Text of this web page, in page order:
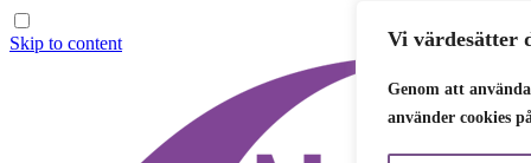
Vi värdesätter
Genom att
använder cookies
Skip to content